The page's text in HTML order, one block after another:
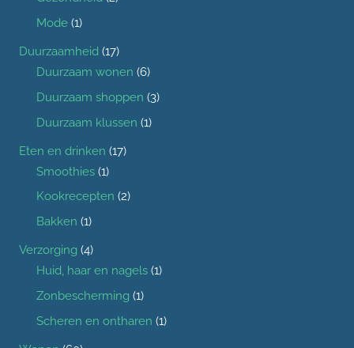
Mode(1)
Duurzaamheid (17)
Duurzaam wonen (6)
Duurzaam shoppen (3)
Duurzaam klussen (1)
Eten en drinken (17)
Smoothies(1)
Kookrecepten (2)
Bakken (1)
Verzorging (4)
Huid, haar en nagels(1)
Zonbescherming (1)
Scheren en ontharen (1)